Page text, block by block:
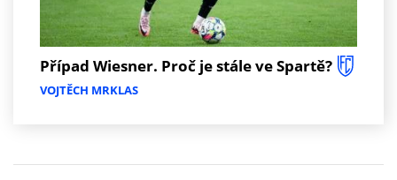
Případ Wiesner. Proč je stále ve Spartě?
VOJTĚCH MRKLAS